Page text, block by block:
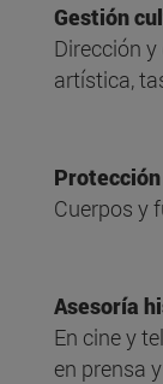
Gestión
Dirección
artística,
Cuerpos y
Asesoría
En cine y
en prensa